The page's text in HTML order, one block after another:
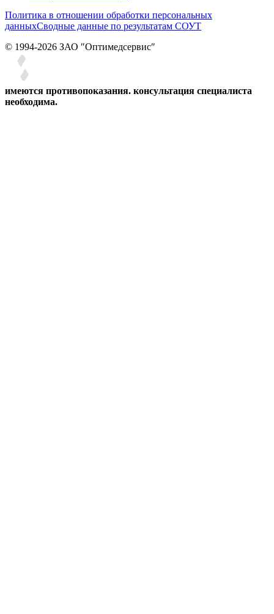
Политика в отношении обработки персональных
данныхСводные данные по результатам СОУТ
© 1994-2026 ЗАО ″Оптимедсервис″
имеются противопоказания. консультация специалиста
необходима.